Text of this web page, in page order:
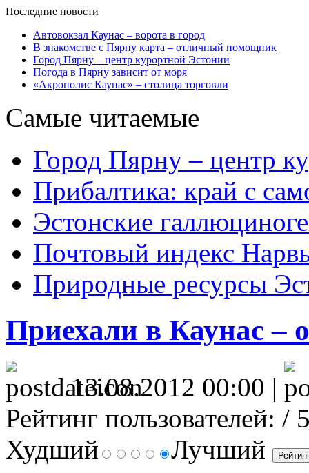
Последние новости
Автовокзал Каунас – ворота в город
В знакомстве с Пярну карта – отличный помощник
Город Пярну – центр курортной Эстонии
Погода в Пярну зависит от моря
«Акрополис Каунас» – столица торговли
Самые читаемые
Город Пярну – центр
Прибалтика: край с
Эстонские
Почтовый индекс
Природные ресурсы
Приехали в Каунас –
13.08.2012 00:00 |
Рейтинг пользователей: /
Худший
Лучший